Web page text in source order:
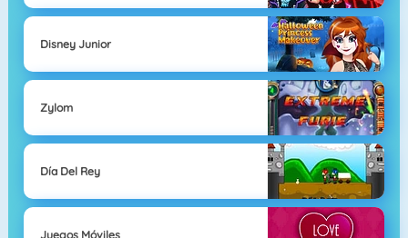
Disney Junior
Zylom
Día Del Rey
Juegos Móviles